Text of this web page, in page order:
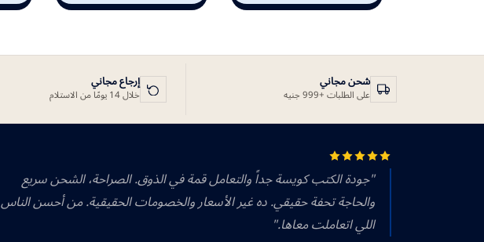
شحن مجاني
على الطلبات +999 جنيه
إرجاع مجاني
خلال 14 يومًا من الاستلام
"جودة الكتب كويسة جداً والتعامل قمة في الذوق. الصراحة، الشحن سريع
والحاجة تحفة حقيقي. ده غير الأسعار والخصومات الحقيقية. من أحسن الناس
اللي اتعاملت معاها."